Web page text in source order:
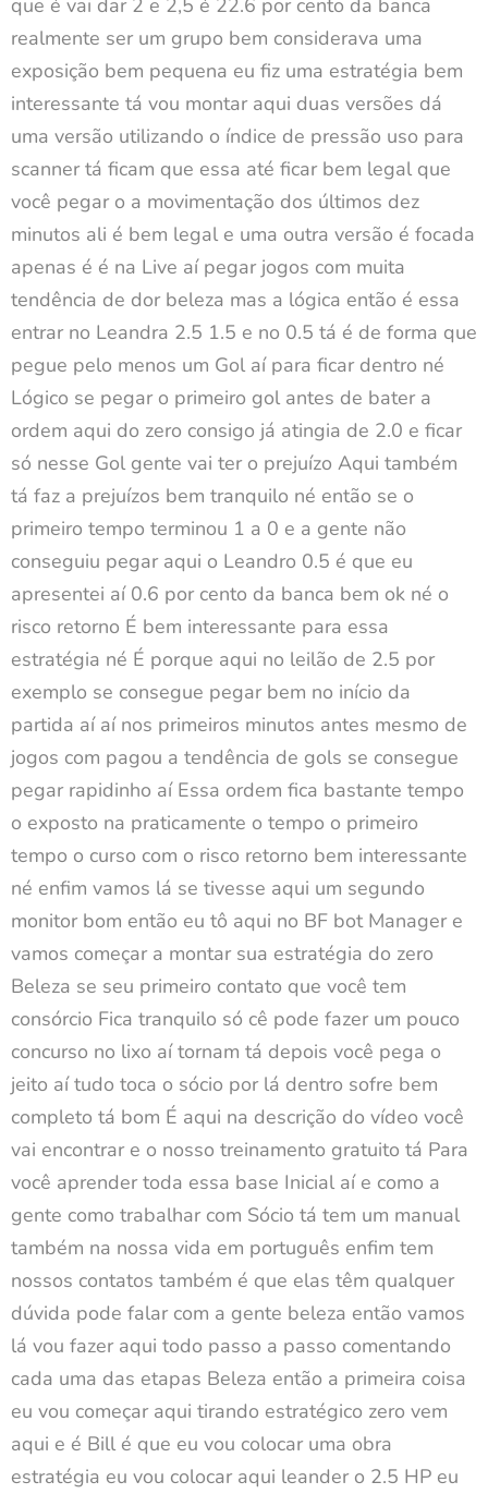
realmente ser um grupo bem considerava uma
exposição bem pequena eu fiz uma estratégia bem
interessante tá vou montar aqui duas versões dá
uma versão utilizando o índice de pressão uso para
scanner tá ficam que essa até ficar bem legal que
você pegar o a movimentação dos últimos dez
minutos ali é bem legal e uma outra versão é focada
apenas é é na Live aí pegar jogos com muita
tendência de dor beleza mas a lógica então é essa
entrar no Leandra 2.5 1.5 e no 0.5 tá é de forma que
pegue pelo menos um Gol aí para ficar dentro né
Lógico se pegar o primeiro gol antes de bater a
ordem aqui do zero consigo já atingia de 2.0 e ficar
só nesse Gol gente vai ter o prejuízo Aqui também
tá faz a prejuízos bem tranquilo né então se o
primeiro tempo terminou 1 a 0 e a gente não
conseguiu pegar aqui o Leandro 0.5 é que eu
apresentei aí 0.6 por cento da banca bem ok né o
risco retorno É bem interessante para essa
estratégia né É porque aqui no leilão de 2.5 por
exemplo se consegue pegar bem no início da
partida aí aí nos primeiros minutos antes mesmo de
jogos com pagou a tendência de gols se consegue
pegar rapidinho aí Essa ordem fica bastante tempo
o exposto na praticamente o tempo o primeiro
tempo o curso com o risco retorno bem interessante
né enfim vamos lá se tivesse aqui um segundo
monitor bom então eu tô aqui no BF bot Manager e
vamos começar a montar sua estratégia do zero
Beleza se seu primeiro contato que você tem
consórcio Fica tranquilo só cê pode fazer um pouco
concurso no lixo aí tornam tá depois você pega o
jeito aí tudo toca o sócio por lá dentro sofre bem
completo tá bom É aqui na descrição do vídeo você
vai encontrar e o nosso treinamento gratuito tá Para
você aprender toda essa base Inicial aí e como a
gente como trabalhar com Sócio tá tem um manual
também na nossa vida em português enfim tem
nossos contatos também é que elas têm qualquer
dúvida pode falar com a gente beleza então vamos
lá vou fazer aqui todo passo a passo comentando
cada uma das etapas Beleza então a primeira coisa
eu vou começar aqui tirando estratégico zero vem
aqui e é Bill é que eu vou colocar uma obra
estratégia eu vou colocar aqui leander o 2.5 HP eu